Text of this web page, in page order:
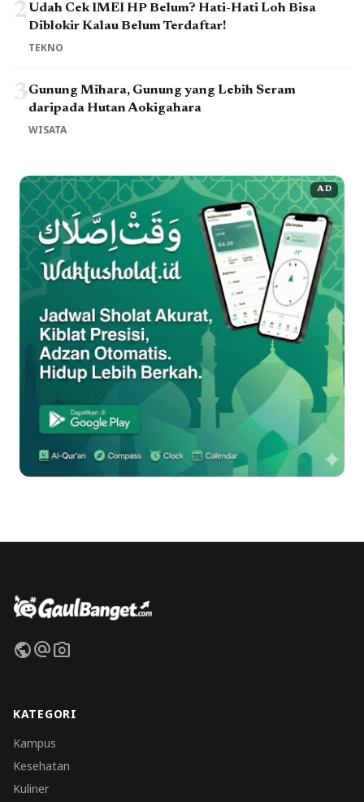
2Udah Cek IMEI HP Belum? Hati-Hati Loh Bisa
Diblokir Kalau Belum Terdaftar!
TEKNO
3Gunung Mihara, Gunung yang Lebih Seram
daripada Hutan Aokigahara
WISATA
AD
publicalternate_emailphoto_camera
KATEGORI
Kampus
Kesehatan
Kuliner